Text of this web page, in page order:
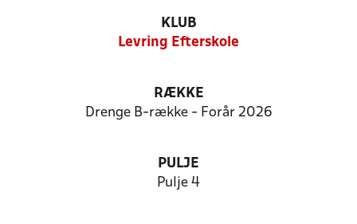
KLUB
Levring Efterskole
RÆKKE
Drenge B-række - Forår 2026
PULJE
Pulje 4